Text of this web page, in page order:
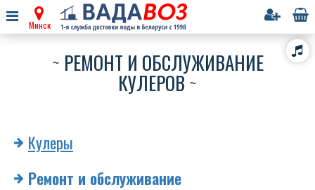
Минск
РЕМОНТ И ОБСЛУЖИВАНИЕ
КУЛЕРОВ
Кулеры
Ремонт и обслуживание